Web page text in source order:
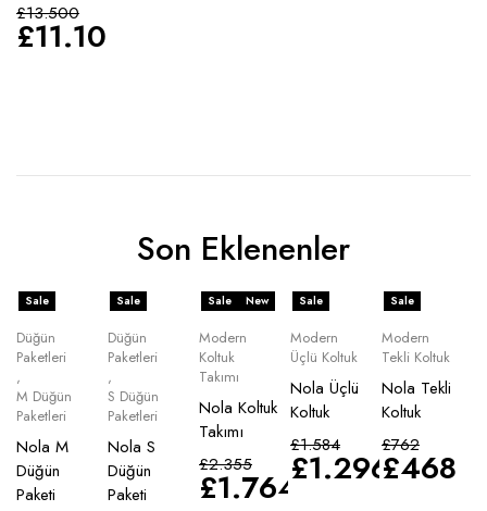
£13.500
£11.100
Son Eklenenler
Sale
Düğün
Paketleri
,
M Düğün
Paketleri
Nola M
Düğün
Paketi
Sale
Düğün
Paketleri
,
S Düğün
Paketleri
Nola S
Düğün
Paketi
Sale New
Modern
Koltuk
Takımı
Nola Koltuk
Takımı
£2.355
£1.764
Sale
Modern
Üçlü Koltuk
Nola Üçlü
Koltuk
£1.584
£1.296
Sale
Modern
Tekli Koltuk
Nola Tekli
Koltuk
£762
£468